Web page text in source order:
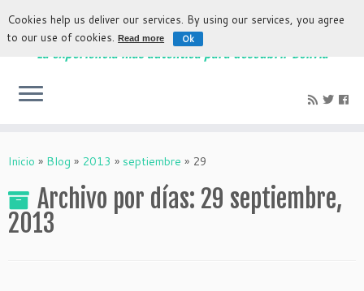
La experiencia más auténtica para descubrir Bolivia
Inicio » Blog » 2013 » septiembre » 29
Archivo por días: 29 septiembre,
2013
Cookies help us deliver our services. By using our services, you agree
to our use of cookies.Read more Ok